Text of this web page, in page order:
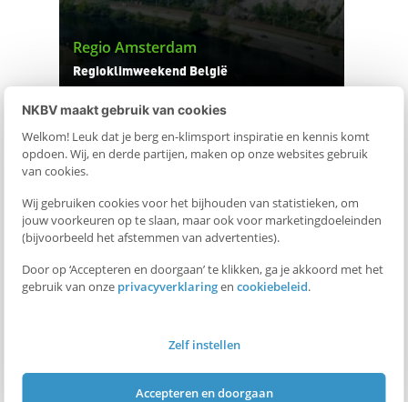
NKBV maakt gebruik van cookies
Welkom! Leuk dat je berg en-klimsport inspiratie en kennis komt
opdoen. Wij, en derde partijen, maken op onze websites gebruik
van cookies.
Wij gebruiken cookies voor het bijhouden van statistieken, om
jouw voorkeuren op te slaan, maar ook voor marketingdoeleinden
(bijvoorbeeld het afstemmen van advertenties).
Door op ‘Accepteren en doorgaan’ te klikken, ga je akkoord met het
gebruik van onze privacyverklaringencookiebeleid.
Zelf instellen
Accepteren en doorgaan
Regio Amsterdam
Regioklimweekend België
06.11.2026